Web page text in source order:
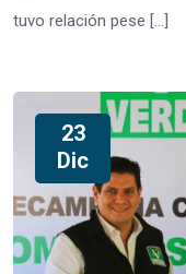
tuvo relación pese […]
23
Dic